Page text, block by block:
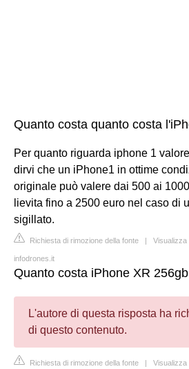
Quanto costa quanto costa
Per quanto riguarda iphone 1
dirvi che un iPhone1 in ottime
originale può valere dai 500 ai
lievita fino a 2500 euro nel caso di
sigillato.
Richiesta di rimozione della fonte | Visualizza
infodrones.it
Quanto costa iPhone XR
L'autore di questa risposta ha
di questo contenuto.
Richiesta di rimozione della fonte | Visualizza